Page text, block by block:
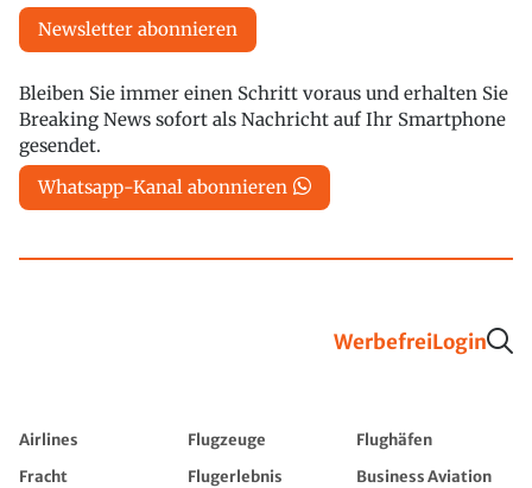
Newsletter abonnieren
Bleiben Sie immer einen Schritt voraus und erhalten Sie
Breaking News sofort als Nachricht auf Ihr Smartphone
gesendet.
Whatsapp-Kanal abonnieren
WerbefreiLogin
Airlines Flugzeuge
Flughäfen
Fracht
Flugerlebnis
Business Aviation